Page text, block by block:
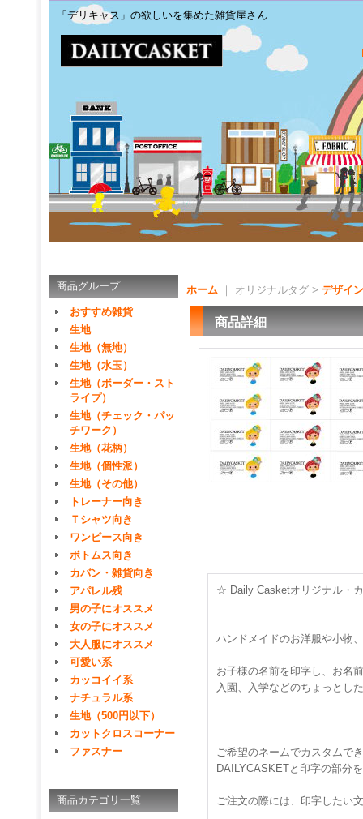
「デリキャス」の欲しいを集めた雑貨屋さん
商品グループ
おすすめ雑貨
生地
生地（無地）
生地（水玉）
生地（ボーダー・スト
ライプ）
生地（チェック・パッ
チワーク）
生地（花柄）
生地（個性派）
生地（その他）
トレーナー向き
Ｔシャツ向き
ワンピース向き
ボトムス向き
カバン・雑貨向き
アパレル残
男の子にオススメ
女の子にオススメ
大人服にオススメ
可愛い系
カッコイイ系
ナチュラル系
生地（500円以下）
カットクロスコーナー
ファスナー
商品カテゴリ一覧
ホーム ｜ オリジナルタグ > デザイ
商品詳細
☆ Daily Casketオリジナル・
ハンドメイドのお洋服や小物
お子様の名前を印字し、お名
入園、入学などのちょっとし
ご希望のネームでカスタムで
DAILYCASKETと印字の部分
ご注文の際には、印字したい